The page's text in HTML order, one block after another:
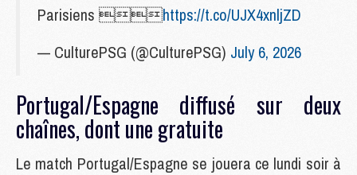
Parisiens https://t.co/UJX4xnljZD
— CulturePSG (@CulturePSG) July 6, 2026
Portugal/Espagne diffusé sur deux
chaînes, dont une gratuite
Le match Portugal/Espagne se jouera ce lundi soir à